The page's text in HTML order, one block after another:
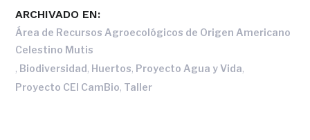
ARCHIVADO EN:
Área de Recursos Agroecológicos de Origen Americano
Celestino Mutis
, Biodiversidad, Huertos, Proyecto Agua y Vida,
Proyecto CEI CamBio, Taller